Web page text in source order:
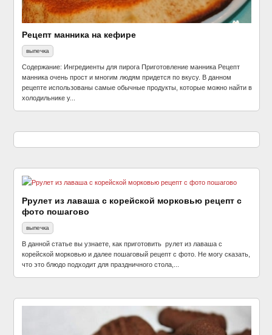
Рецепт манника на кефире
выпечка
Содержание: Ингредиенты для пирога Приготовление манника Рецепт
манника очень прост и многим людям придется по вкусу. В данном
рецепте использованы самые обычные продукты, которые можно найти в
холодильнике у...
Ррулет из лаваша с корейской морковью рецепт с
фото пошагово
выпечка
В данной статье вы узнаете, как приготовить рулет из лаваша с
корейской морковью и далее пошаговый рецепт с фото. Не могу сказать,
что это блюдо подходит для праздничного стола,...